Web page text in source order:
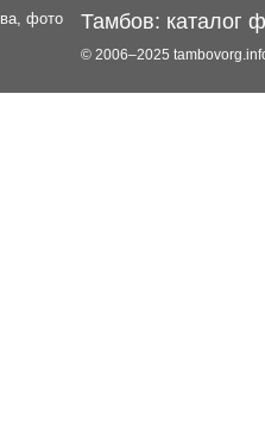
Тамбов: каталог
© 2006–2025